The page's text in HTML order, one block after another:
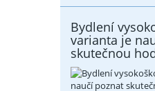
Bydlení
varianta je
skutečnou